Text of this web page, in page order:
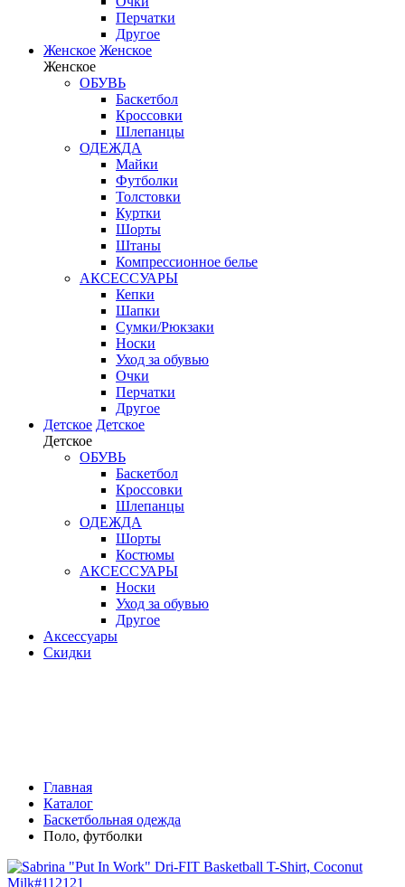
Перчатки
Другое
Женское Женское
Женское
ОБУВЬ
Баскетбол
Кроссовки
Шлепанцы
ОДЕЖДА
Майки
Футболки
Толстовки
Куртки
Шорты
Штаны
Компрессионное белье
АКСЕССУАРЫ
Кепки
Шапки
Сумки/Рюкзаки
Носки
Уход за обувью
Очки
Перчатки
Другое
Детское Детское
Детское
ОБУВЬ
Баскетбол
Кроссовки
Шлепанцы
ОДЕЖДА
Шорты
Костюмы
АКСЕССУАРЫ
Носки
Уход за обувью
Другое
Аксессуары
Скидки
Главная
Каталог
Баскетбольная одежда
Поло, футболки